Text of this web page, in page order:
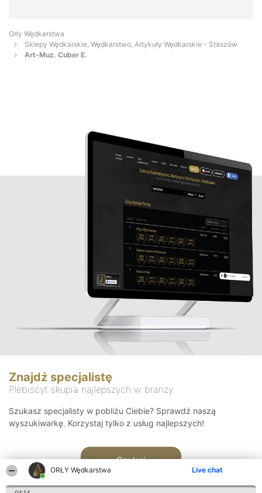
ORŁY Wędkarstwa Live chat
Orły Wędkarstwa
Sklepy Wędkarskie, Wędkarstwo, Artykuły Wędkarskie - Staszów
Art-Muz. Cuber E.
Znajdź specjalistę
Plebiscyt skupia najlepszych w branży
Szukasz specjalisty w pobliżu Ciebie? Sprawdź naszą
wyszukiwarkę. Korzystaj tylko z usług najlepszych!
Szukaj